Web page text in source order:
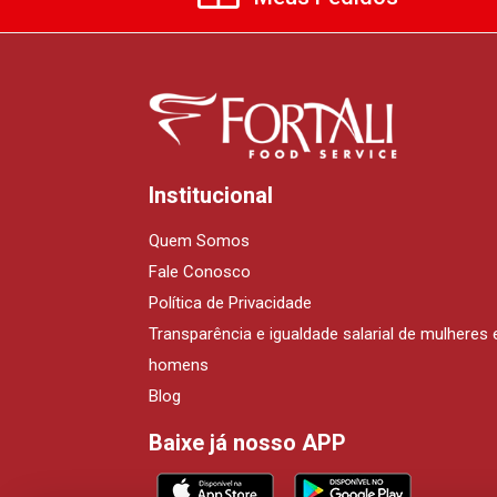
Institucional
Quem Somos
Fale Conosco
Política de Privacidade
Transparência e igualdade salarial de mulheres
homens
Blog
Baixe já nosso APP